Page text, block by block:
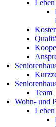
Team
Wohn- und